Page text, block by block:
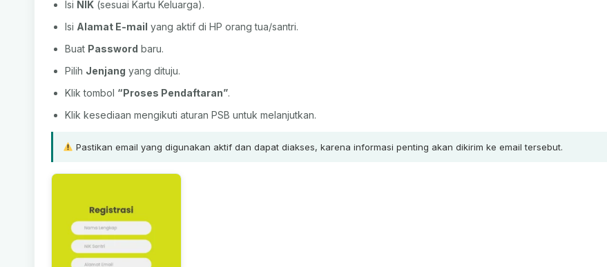
Isi NIK (sesuai Kartu Keluarga).
Isi Alamat E-mail yang aktif di HP orang tua/santri.
Buat Password baru.
Pilih Jenjang yang dituju.
Klik tombol “Proses Pendaftaran”.
Klik kesediaan mengikuti aturan PSB untuk melanjutkan.
Pastikan email yang digunakan aktif dan dapat diakses, karena informasi penting akan dikirim ke email tersebut.